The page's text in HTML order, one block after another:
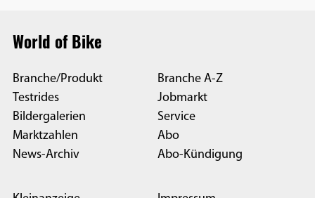
World of Bike
Branche/Produkt
Testrides
Bildergalerien
Marktzahlen
News-Archiv
Branche A-Z
Jobmarkt
Service
Abo
Abo-Kündigung